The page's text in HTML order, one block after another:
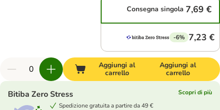
Consegna singola 7,69 €
-6% 7,23 €
Aggiungi al
carrello
Aggiungi al
carrello
Bitiba Zero Stress
Scopri di più
Spedizione gratuita a partire da 49 €